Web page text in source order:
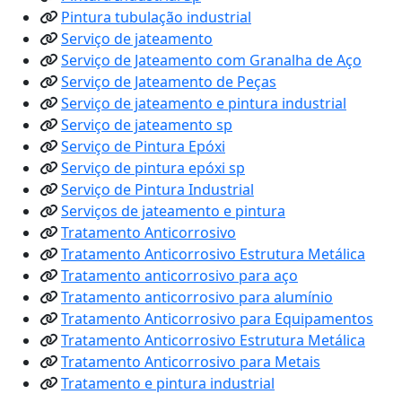
Pintura tubulação industrial
Serviço de jateamento
Serviço de Jateamento com Granalha de Aço
Serviço de Jateamento de Peças
Serviço de jateamento e pintura industrial
Serviço de jateamento sp
Serviço de Pintura Epóxi
Serviço de pintura epóxi sp
Serviço de Pintura Industrial
Serviços de jateamento e pintura
Tratamento Anticorrosivo
Tratamento Anticorrosivo Estrutura Metálica
Tratamento anticorrosivo para aço
Tratamento anticorrosivo para alumínio
Tratamento Anticorrosivo para Equipamentos
Tratamento Anticorrosivo Estrutura Metálica
Tratamento Anticorrosivo para Metais
Tratamento e pintura industrial